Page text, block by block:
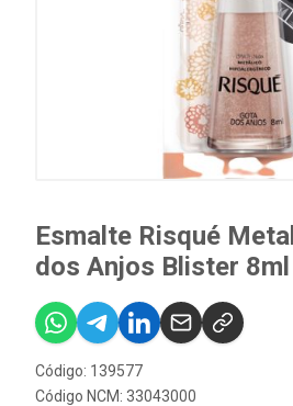
Esmalte Risqué
dos Anjos Blister 8ml
Código: 139577
Código NCM: 33043000